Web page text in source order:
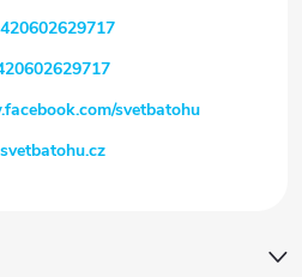
svetbatohu
svetbatohu.cz